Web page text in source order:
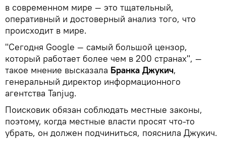
в современном мире — это тщательный,
оперативный и достоверный анализ того, что
происходит в мире.
"Сегодня Google — самый большой цензор,
который работает более чем в 200 странах", —
такое мнение высказала Бранка Джукич,
генеральный директор информационного
агентства Tanjug.
Поисковик обязан соблюдать местные законы,
поэтому, когда местные власти просят что-то
убрать, он должен подчиниться, пояснила Джукич.